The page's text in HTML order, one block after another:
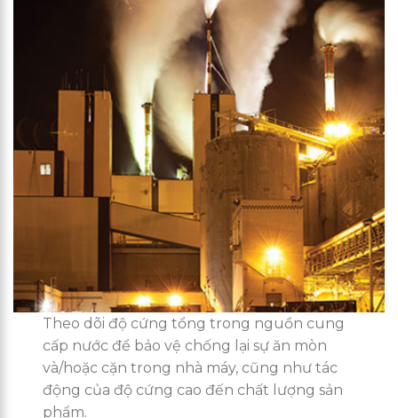
Theo dõi độ cứng tổng trong nguồn cung
cấp nước để bảo vệ chống lại sự ăn mòn
và/hoặc cặn trong nhà máy, cũng như tác
động của độ cứng cao đến chất lượng sản
phẩm.